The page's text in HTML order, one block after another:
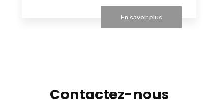
En savoir plus
Contactez-nous